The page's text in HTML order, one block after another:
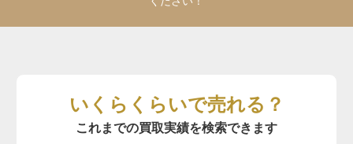
いくらくらいで売れる？
これまでの買取実績を検索できます